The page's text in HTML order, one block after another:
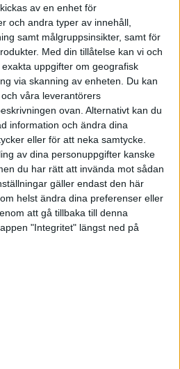
av en enhet för
och andra typer av innehåll,
samt målgruppsinsikter, samt för
Med din tillåtelse kan vi och
uppgifter om geografisk
via skanning av enheten. Du kan
våra leverantörers
ovan. Alternativt kan du
information och ändra dina
eller för att neka samtycke.
av dina personuppgifter kanske
du har rätt att invända mot sådan
gäller endast den här
helst ändra dina preferenser eller
att gå tillbaka till denna
"Integritet" längst ned på
(från mitt privatkonto):
1000 :-
Kredit 1000 :-
pengarna från
skulden till mig själv:
1000 :-
Kredit 1000:-
kolla om detta verkar